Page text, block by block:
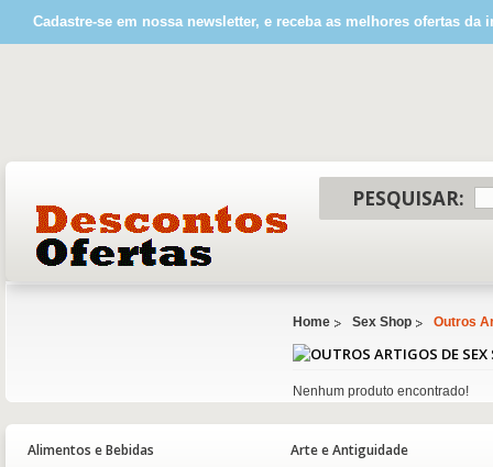
Cadastre-se em nossa newsletter, e receba as melhores ofertas da
PESQUISAR:
Home Sex Shop Outros
Nenhum produto encontrado!
Alimentos e Bebidas Arte e Antiguidade